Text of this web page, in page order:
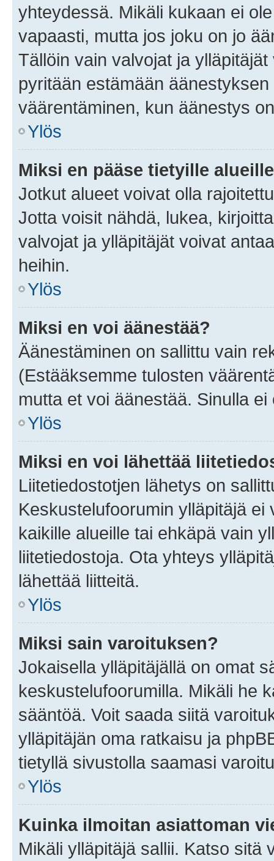
yhteydessä. Mikäli kukaan ei
vapaasti, mutta jos joku on jo
Tällöin vain valvojat ja
pyritään estämään
väärentäminen, kun äänestys
Ylös
Miksi en pääse tietyille
Jotkut alueet voivat olla
Jotta voisit nähdä, lukea,
valvojat ja ylläpitäjät voivat
heihin.
Ylös
Miksi en voi äänestää?
Äänestäminen on sallittu vain
(Estääksemme tulosten
mutta et voi äänestää. Sinulla
Ylös
Miksi en voi lähettää
Liitetiedostotjen lähetys on
Keskustelufoorumin ylläpitäjä
kaikille alueille tai ehkäpä vain
liitetiedostoja. Ota yhteys
lähettää liitteitä.
Ylös
Miksi sain varoituksen?
Jokaisella ylläpitäjällä on omat
keskustelufoorumilla. Mikäli he
sääntöä. Voit saada siitä
ylläpitäjän oma ratkaisu ja
tietyllä sivustolla saamasi
Ylös
Kuinka ilmoitan asiattoman
Mikäli ylläpitäjä sallii. Katso sitä